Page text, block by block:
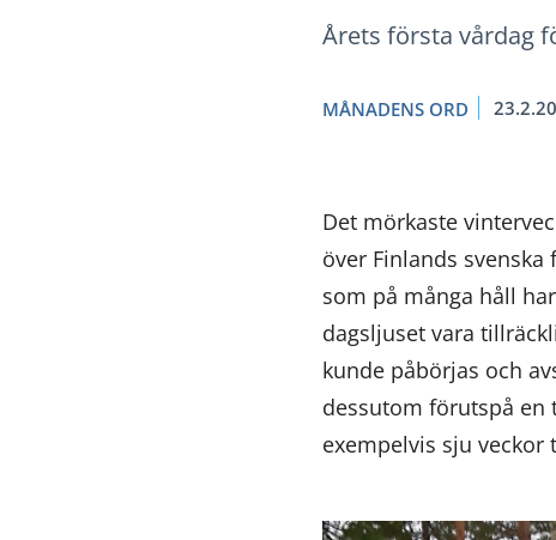
Årets första vårdag
MÅNADENS ORD
Det mörkaste
över Finlands
som på många håll
dagsljuset vara
kunde påbörjas och
dessutom förutspå en
exempelvis sju veckor